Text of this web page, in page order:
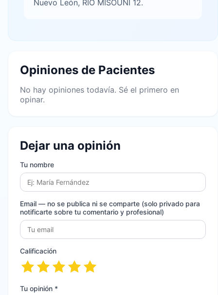
Nuevo León, RIO MISOUNI 12.
Opiniones de Pacientes
No hay opiniones todavía. Sé el primero en
opinar.
Dejar una opinión
Tu nombre
Email — no se publica ni se comparte (solo privado para
notificarte sobre tu comentario y profesional)
Calificación
Tu opinión *